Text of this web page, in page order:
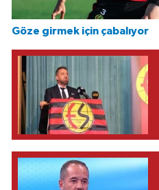
Göze girmek için çabalıyor